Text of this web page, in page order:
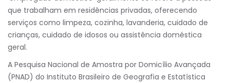
que trabalham em residências privadas, oferecendo
serviços como limpeza, cozinha, lavanderia, cuidado de
crianças, cuidado de idosos ou assistência doméstica
geral.
A Pesquisa Nacional de Amostra por Domicílio Avançada
(PNAD) do Instituto Brasileiro de Geografia e Estatística